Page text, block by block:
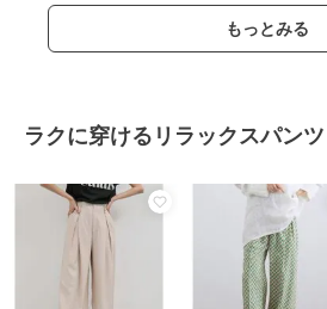
もっとみる
ラクに穿けるリラックスパンツ